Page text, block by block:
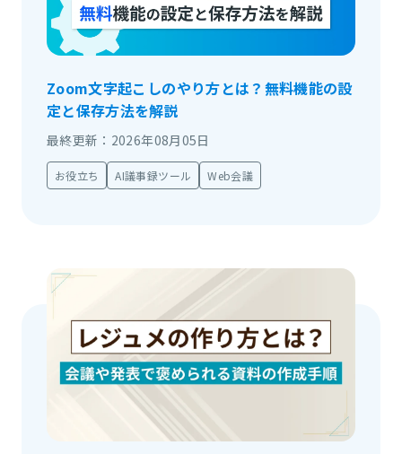
Zoom文字起こしのやり方とは？無料機能の設
定と保存方法を解説
最終更新：2026年08月05日
お役立ち AI議事録ツール Web会議